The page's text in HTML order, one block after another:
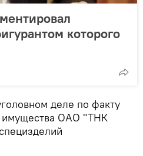
которого
деле по факту
имущества ОАО "ТНК